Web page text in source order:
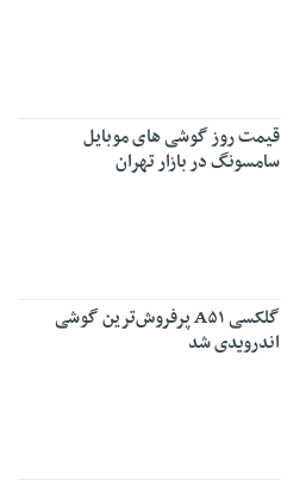
قیمت روز گوشی های موبایل
سامسونگ در بازار تهران
گلکسی A۵۱ پرفروش‌ترین گوشی
اندرویدی شد